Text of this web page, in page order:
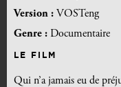
Version : VOSTeng
Genre : Documentaire
LE FILM
Qui n’a jamais eu de